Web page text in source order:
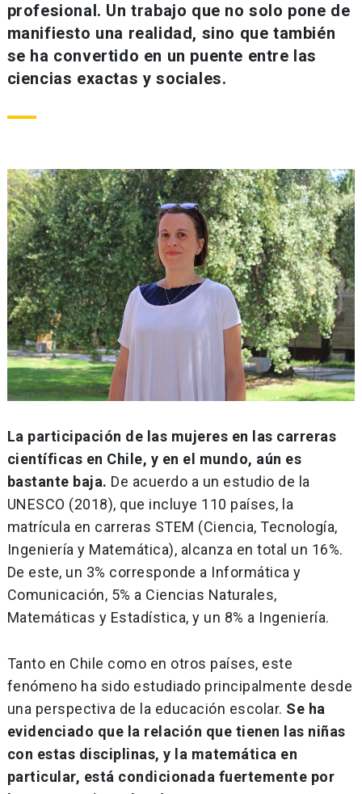
profesional. Un trabajo que no solo pone de
manifiesto una realidad, sino que también
se ha convertido en un puente entre las
ciencias exactas y sociales.
La participación de las mujeres en las carreras
científicas en Chile, y en el mundo, aún es
bastante baja. De acuerdo a un estudio de la
UNESCO (2018), que incluye 110 países, la
matrícula en carreras STEM (Ciencia, Tecnología,
Ingeniería y Matemática), alcanza en total un 16%.
De este, un 3% corresponde a Informática y
Comunicación, 5% a Ciencias Naturales,
Matemáticas y Estadística, y un 8% a Ingeniería.
Tanto en Chile como en otros países, este
fenómeno ha sido estudiado principalmente desde
una perspectiva de la educación escolar. Se ha
evidenciado que la relación que tienen las niñas
con estas disciplinas, y la matemática en
particular, está condicionada fuertemente por